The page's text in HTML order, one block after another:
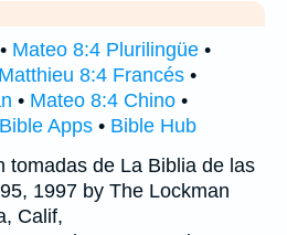
• Mateo 8:4 Plurilingüe •
Matthieu 8:4 Francés •
• Mateo 8:4 Chino •
Bible Apps • Bible Hub
tomadas de La Biblia de las
1997 by The Lockman
Calif,